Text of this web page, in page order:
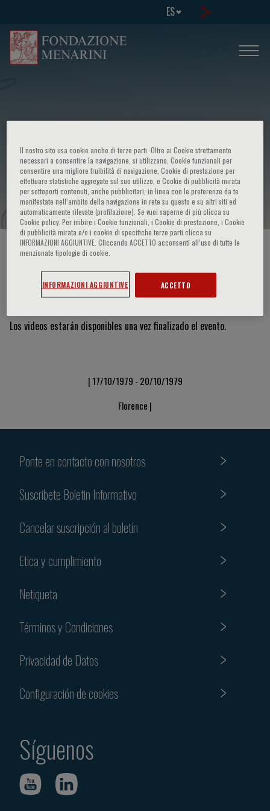
ES
27° National meeting of hematology
HOME PAGE / CURSOS Y EVENTOS
Vídeos y diapositivas
Los videos estarán disponibles una vez finalizado el evento.
| 17/10/1979 - 20/10/1979
Florence |
Ponte en contacto con nosotros
Suscribete Boletin Informativo
Cancelar suscripción al boletín
Etica y cumplimiento
Netiqueta
Términos y Condiciones
Privacidad de Datos
Configuración de cookies
Síguenos
Il nostro sito usa cookie anche di terze parti. Oltre ai Cookie strettamente
necessari a consentire la navigazione, si utilizzano, Cookie funzionali per
consentire una migliore fruibilità di navigazione, Cookie di prestazione per
effettuare statistiche aggregate sul suo utilizzo, e Cookie di pubblicità mirata
per sottoporti contenuti, anche pubblicitari, in linea con le preferenze da te
manifestate nell‘ambito della navigazione in rete su questo e su altri siti ed
automaticamente rilevate (profilazione). Se vuoi saperne di più clicca su
Cookie policy. Per inibire i Cookie funzionali, i Cookie di prestazione, i Cookie
di pubblicità mirata e/o i cookie di specifiche terze parti clicca su
INFORMAZIONI AGGIUNTIVE. Cliccando ACCETTO acconsenti all’uso di tutte le
menzionate tipologie di cookie.
INFORMAZIONI AGGIUNTIVE ACCETTO